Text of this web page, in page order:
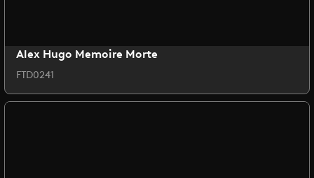
Alex Hugo Memoire Morte
FTD0241